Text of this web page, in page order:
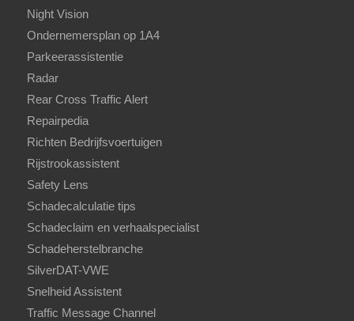
Night Vision
Ondernemersplan op 1A4
Parkeerassistentie
Radar
Rear Cross Traffic Alert
Repairpedia
Richten Bedrijfsvoertuigen
Rijstrookassistent
Safety Lens
Schadecalculatie tips
Schadeclaim en verhaalspecialist
Schadeherstelbranche
SilverDAT-VWE
Snelheid Assistent
Traffic Message Channel